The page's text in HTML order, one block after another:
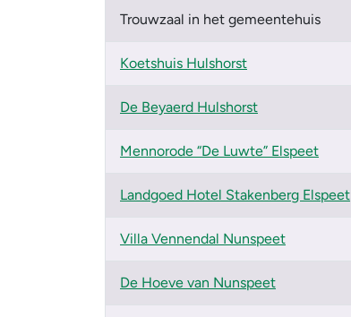
Trouwzaal in het gemeentehuis
Koetshuis Hulshorst
De Beyaerd Hulshorst
Mennorode “De Luwte” Elspeet
Landgoed Hotel Stakenberg Elspeet
Villa Vennendal Nunspeet
De Hoeve van Nunspeet